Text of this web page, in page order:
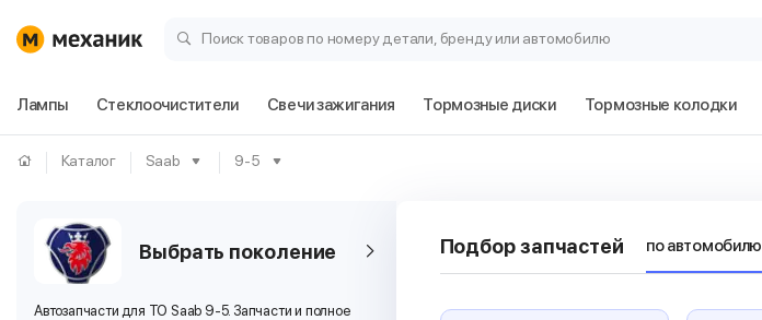
Поиск товаров по номеру детали, бренду или автомобилю
Лампы Стеклоочистители Свечи зажигания Тормозные диски Тормозные колодки
Каталог Saab 9-5
Выбрать поколение
Автозапчасти для ТО Saab 9-5. Запчасти и полное
Подбор запчастей по автомобилю